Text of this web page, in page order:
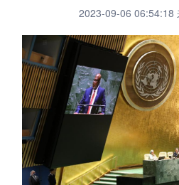
财经
思客智库
科技 科创
文化 书画
访谈 视频
法律 中央文件
2023-09-06 06:54:18